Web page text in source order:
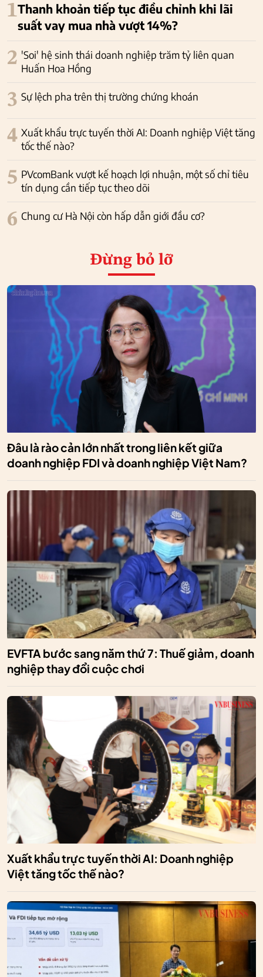
1Thanh khoản tiếp tục điều chỉnh khi lãi
suất vay mua nhà vượt 14%?
2 'Soi' hệ sinh thái doanh nghiệp trăm tỷ liên quan
Huấn Hoa Hồng
3 Sự lệch pha trên thị trường chứng khoán
4 Xuất khẩu trực tuyến thời AI: Doanh nghiệp Việt tăng
tốc thế nào?
5 PVcomBank vượt kế hoạch lợi nhuận, một số chỉ tiêu
tín dụng cần tiếp tục theo dõi
6 Chung cư Hà Nội còn hấp dẫn giới đầu cơ?
Đừng bỏ lỡ
Đâu là rào cản lớn nhất trong liên kết giữa
doanh nghiệp FDI và doanh nghiệp Việt Nam?
EVFTA bước sang năm thứ 7: Thuế giảm, doanh
nghiệp thay đổi cuộc chơi
Xuất khẩu trực tuyến thời AI: Doanh nghiệp
Việt tăng tốc thế nào?